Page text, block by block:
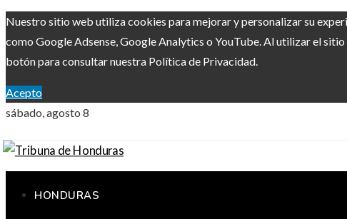
Nuestro sitio web utiliza cookies para mejorar y personalizar su
como Google Adsense, Google Analytics o YouTube. Al utilizar el
botón para consultar nuestra Política de Privacidad.
Acepto
sábado, agosto 8
HONDURAS